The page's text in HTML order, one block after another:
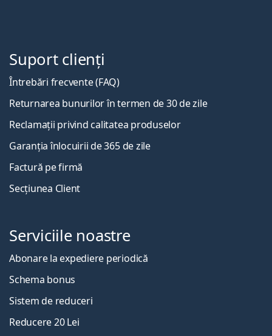
Suport clienți
Întrebări frecvente (FAQ)
Returnarea bunurilor în termen de 30 de zile
Reclamații privind calitatea produselor
Garanția înlocuirii de 365 de zile
Factură pe firmă
Secțiunea Client
Serviciile noastre
Abonare la expediere periodică
Schema bonus
Sistem de reduceri
Reducere 20 Lei